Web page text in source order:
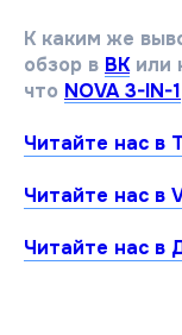
К каким же
обзор в ВКили
что NOVA 3-IN-1
Читайте нас в
Читайте нас в
Читайте нас в
О компании
История